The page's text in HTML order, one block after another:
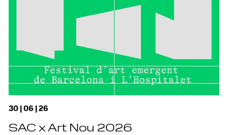
30 | 06 | 26
SAC x Art Nou 2026